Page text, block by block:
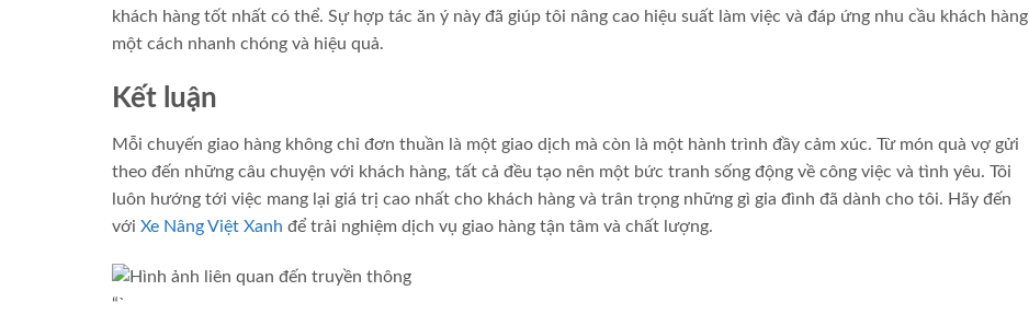
khách hàng tốt nhất có thể. Sự hợp tác ăn ý này đã giúp tôi nâng cao hiệu suất làm việc và đáp ứng nhu cầu khách hàng
một cách nhanh chóng và hiệu quả.
Kết luận
Mỗi chuyến giao hàng không chỉ đơn thuần là một giao dịch mà còn là một hành trình đầy cảm xúc. Từ món quà vợ gửi
theo đến những câu chuyện với khách hàng, tất cả đều tạo nên một bức tranh sống động về công việc và tình yêu. Tôi
luôn hướng tới việc mang lại giá trị cao nhất cho khách hàng và trân trọng những gì gia đình đã dành cho tôi. Hãy đến
với Xe Nâng Việt Xanh để trải nghiệm dịch vụ giao hàng tận tâm và chất lượng.
“`